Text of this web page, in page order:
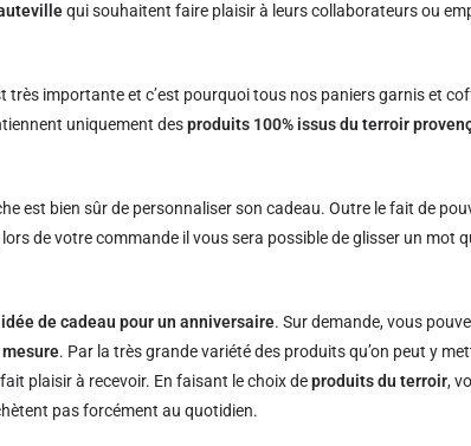
qui souhaitent faire plaisir à leurs collaborateurs ou
très importante et c’est pourquoi tous nos paniers garnis et
uniquement desproduits 100% issus du terroir
est bien sûr de personnaliser son cadeau. Outre le fait de
de votre commande il vous sera possible de glisser un mot
idée de cadeau pour un anniversaire. Sur demande, vous
. Par la très grande variété des produits qu’on peut y
plaisir à recevoir. En faisant le choix deproduits du terroir,
pas forcément au quotidien.